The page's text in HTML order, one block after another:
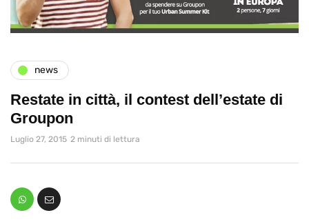
news
Restate in città, il contest dell’estate di
Groupon
Luglio 27, 2015 2 minuti di lettura